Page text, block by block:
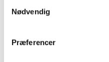
Nødvendig
Præferencer
Fakta